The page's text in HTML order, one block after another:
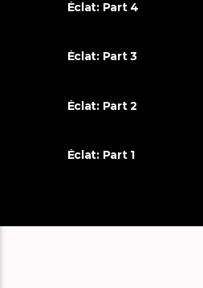
Éclat: Part 4
Éclat: Part 3
Éclat: Part 2
Éclat: Part 1